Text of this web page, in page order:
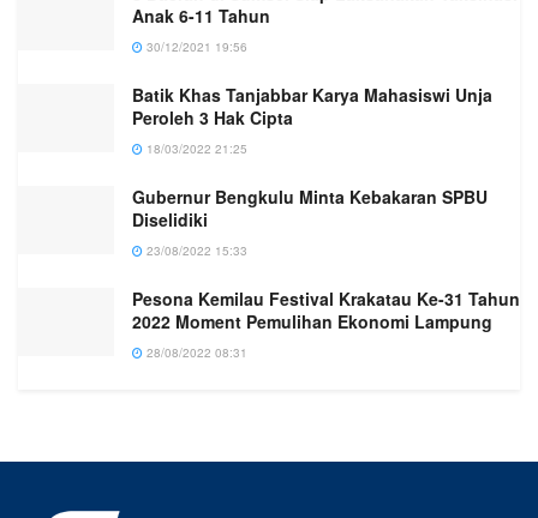
Anak 6-11 Tahun
30/12/2021 19:56
Batik Khas Tanjabbar Karya Mahasiswi Unja
Peroleh 3 Hak Cipta
18/03/2022 21:25
Gubernur Bengkulu Minta Kebakaran SPBU
Diselidiki
23/08/2022 15:33
Pesona Kemilau Festival Krakatau Ke-31 Tahun
2022 Moment Pemulihan Ekonomi Lampung
28/08/2022 08:31